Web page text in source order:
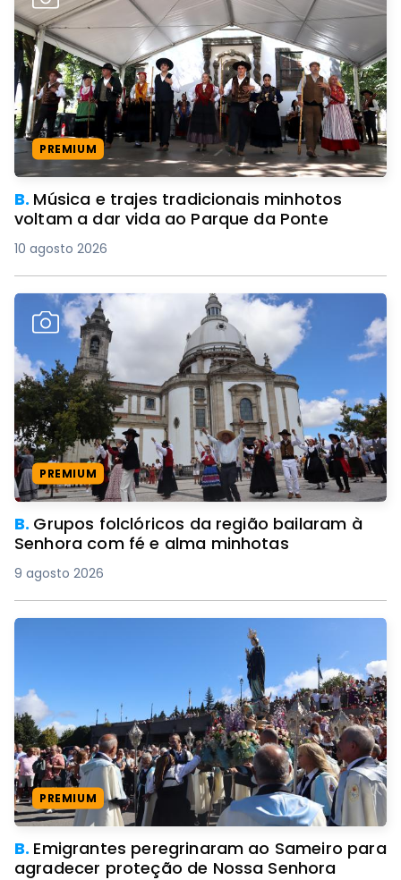
PREMIUM
B. Música e trajes tradicionais minhotos
voltam a dar vida ao Parque da Ponte
10 agosto 2026
PREMIUM
B. Grupos folclóricos da região bailaram à
Senhora com fé e alma minhotas
9 agosto 2026
PREMIUM
B. Emigrantes peregrinaram ao Sameiro para
agradecer proteção de Nossa Senhora